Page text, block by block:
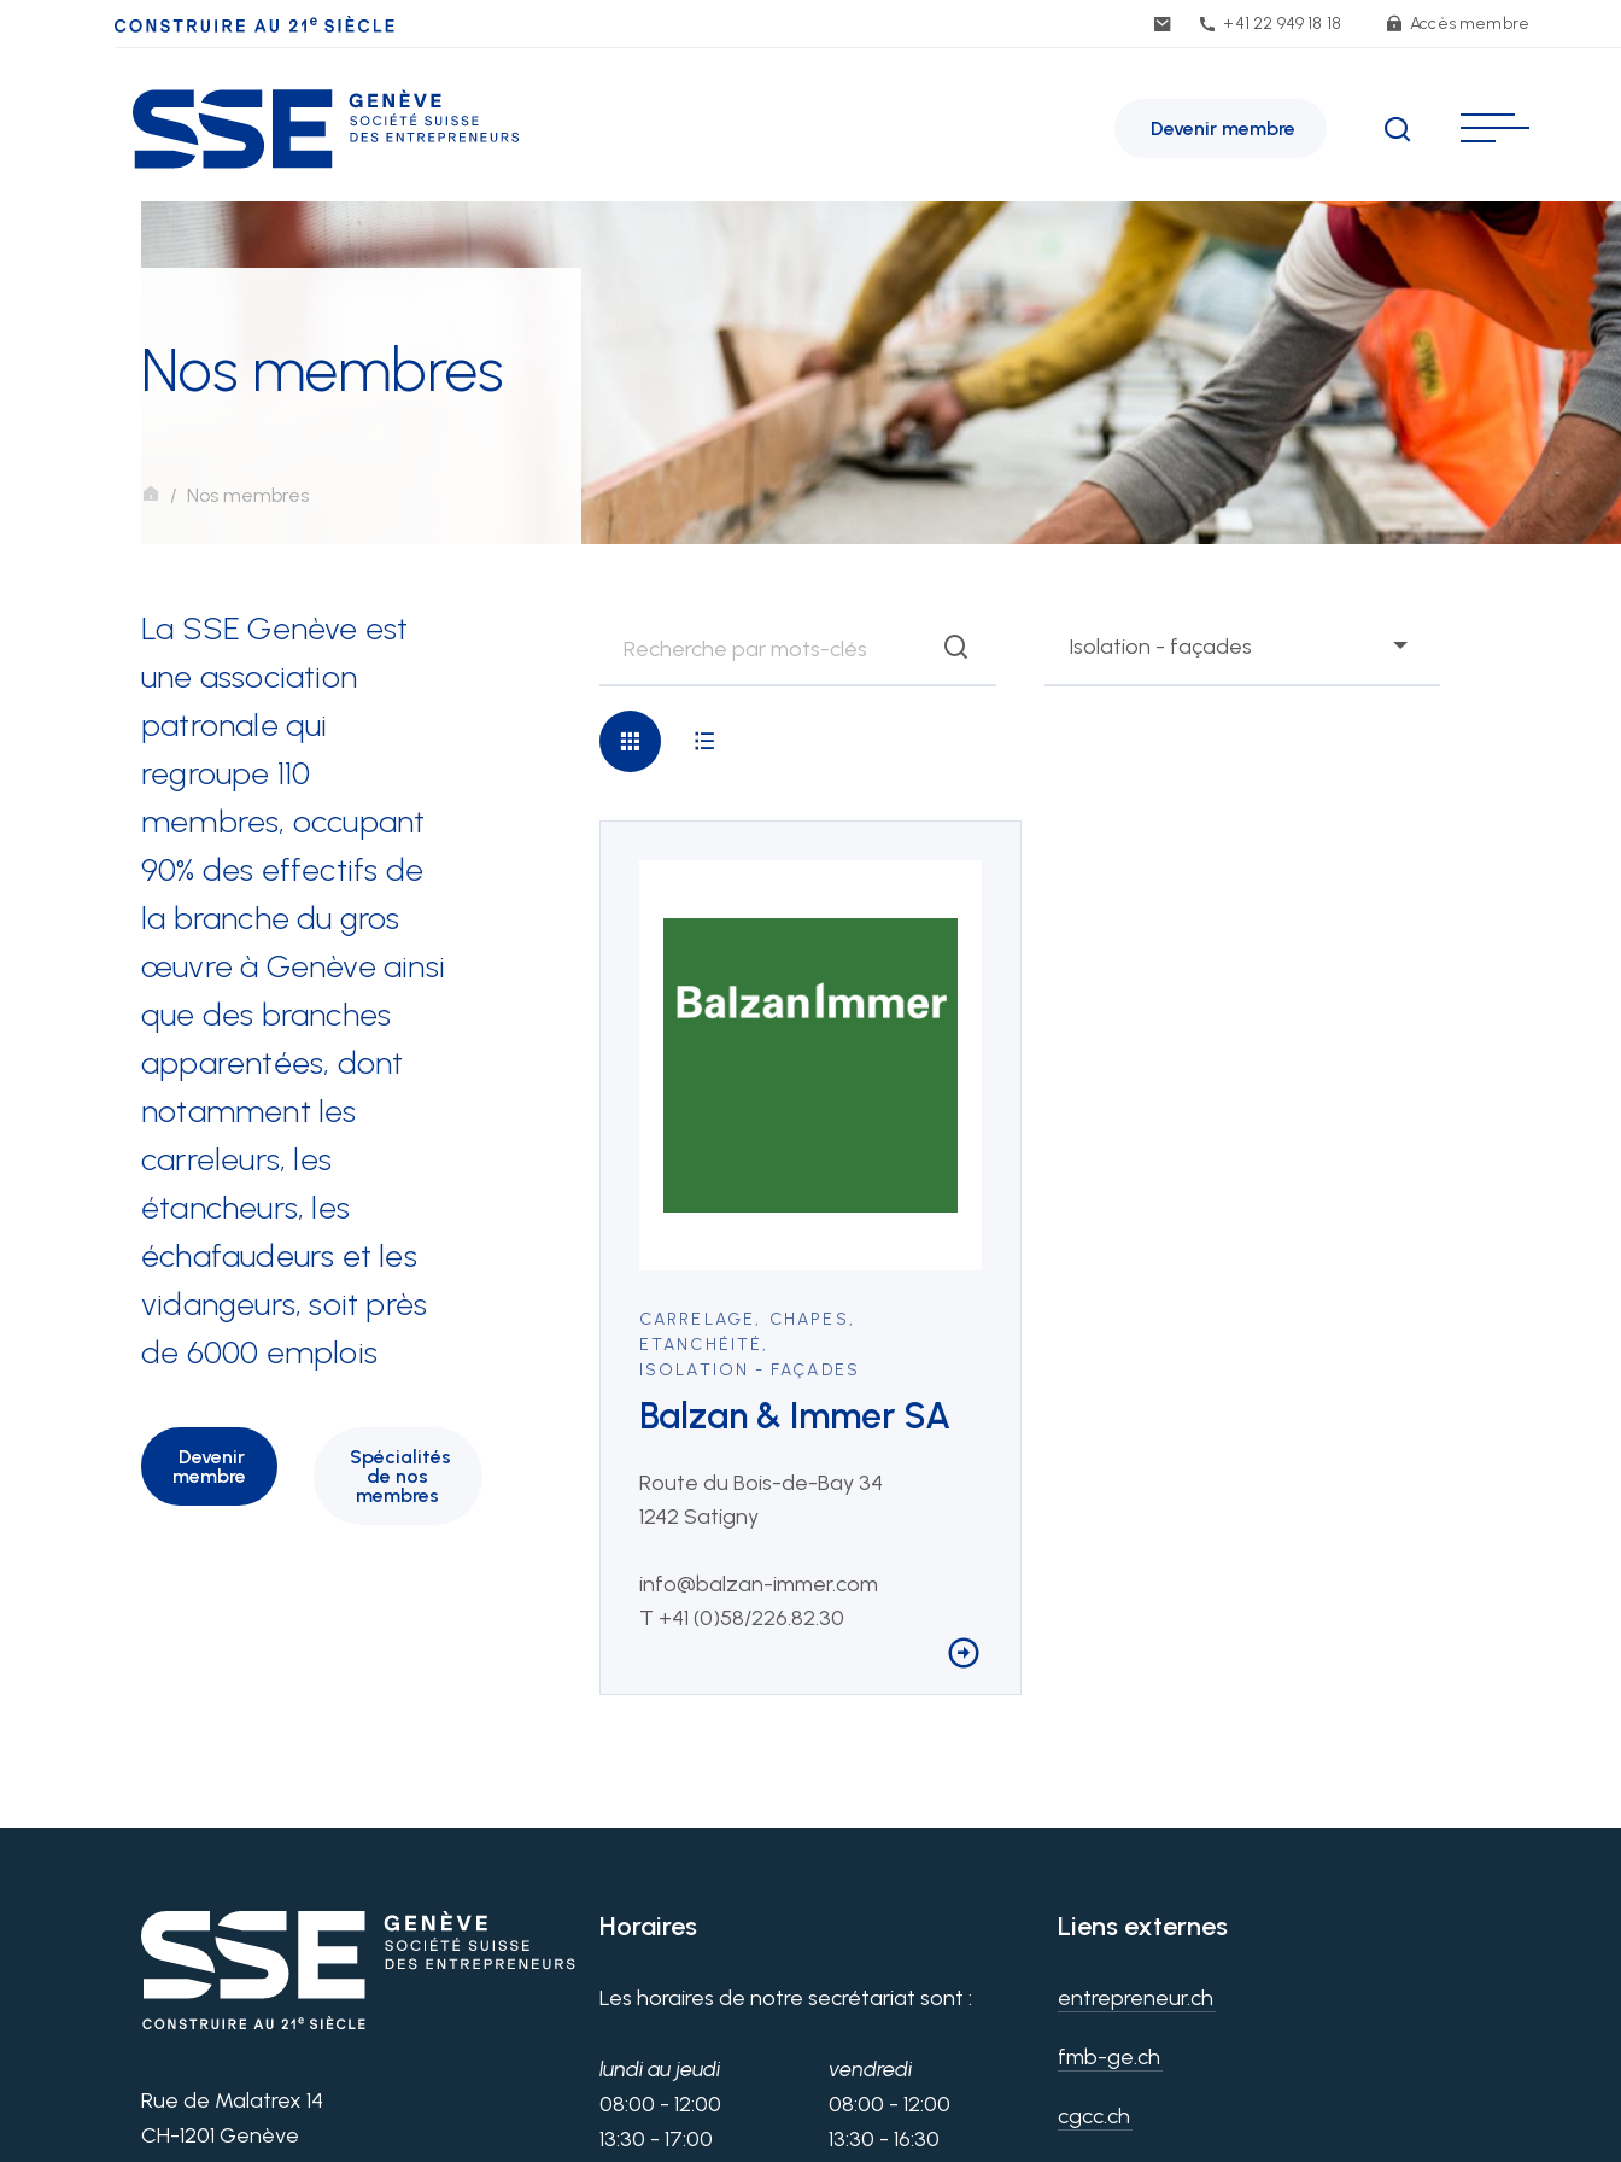
+41 22 949 18 18 Accès membre
Devenir membre
La SSE Genève
applicables
Mise à disposition de
personnel
Nos prestations
Développement durable
Formation
Juridique
Sécurité au travail et protection
de la santé
SSE Genève
Rue de Malatrex 14
CH-1201 Genève
Itinéraire
+41 22 949 18 18
sse(at)sse-ge.ch
Formulaire de contact
RECHERCHES POPULAIRES
Développement durable
Formation
Juridique
Nos membres
Nos membres
La SSE Genève est
une association
patronale qui
regroupe 110
membres, occupant
90% des effectifs de
la branche du gros
œuvre à Genève ainsi
que des branches
apparentées, dont
notamment les
carreleurs, les
étancheurs, les
échafaudeurs et les
vidangeurs, soit près
de 6000 emplois
Devenir
membre
Spécialités
de nos
membres
Isolation - façades
CARRELAGE, CHAPES,
ETANCHÉITÉ,
ISOLATION - FAÇADES
Balzan & Immer SA
Route du Bois-de-Bay 34
1242 Satigny
info@balzan-immer.com
T +41 (0)58/226.82.30
Rue de Malatrex 14
CH-1201 Genève
Horaires
Les horaires de notre secrétariat sont :
lundi au jeudi
08:00 - 12:00
13:30 - 17:00
vendredi
08:00 - 12:00
13:30 - 16:30
Liens externes
entrepreneur.ch
fmb-ge.ch
cgcc.ch